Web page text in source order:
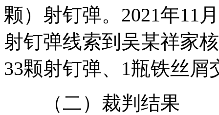
颗）射钉弹。2021年11
射钉弹线索到吴某祥家
33颗射钉弹、1瓶铁丝屑
（二）裁判结果